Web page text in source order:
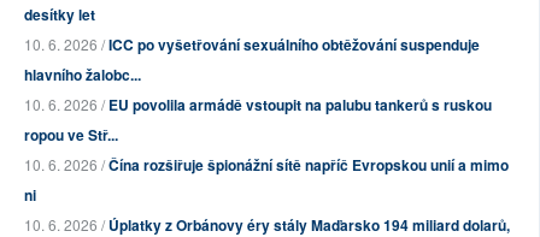
desítky let
10. 6. 2026 /ICC po vyšetřování sexuálního obtěžování suspenduje
hlavního žalobc...
10. 6. 2026 /EU povolila armádě vstoupit na palubu tankerů s ruskou
ropou ve Stř...
10. 6. 2026 /Čína rozšiřuje špionážní sítě napříč Evropskou unií a mimo
ni
10. 6. 2026 /Úplatky z Orbánovy éry stály Maďarsko 194 miliard dolarů,